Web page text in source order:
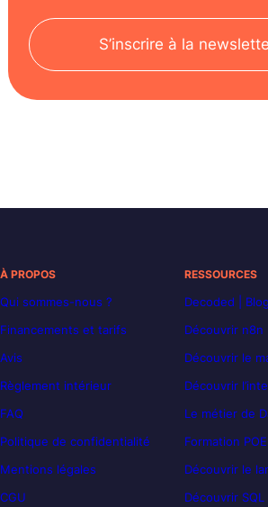
S’inscrire à la
À PROPOS
Qui sommes-nous ?
Financements et tarifs
Avis
Règlement intérieur
FAQ
Politique de confidentialité
Mentions légales
CGU
RESSOURCES
Decoded | Blog
Découvrir n8n
Découvrir le
Découvrir
Le métier de
Formation
Découvrir le
Découvrir SQL